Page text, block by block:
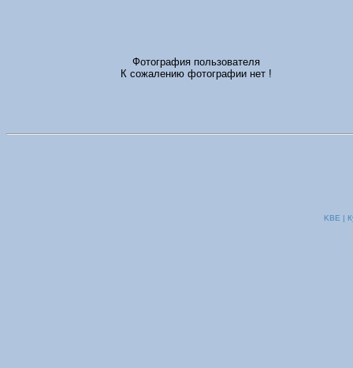
Фотография пользователя
К сожалению фотографии нет !
KBE |